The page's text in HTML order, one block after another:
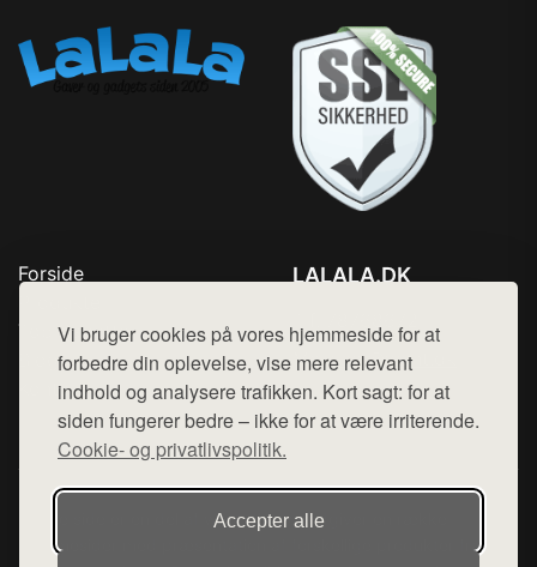
Vi bruger cookies på vores hjemmeside for at
forbedre din oplevelse, vise mere relevant
indhold og analysere trafikken. Kort sagt: for at
siden fungerer bedre – ikke for at være irriterende.
Cookie- og privatlivspolitik.
Accepter alle
Forside
Top Rabatter
Blog
Kontakt
LALALA.DK
Mail: hej@want.dk
Cookie- og privatlivspolitik
Denne side er en del af want.dk, der udgiver en række
hjemmesider med præsentation af forskellige produkter fra